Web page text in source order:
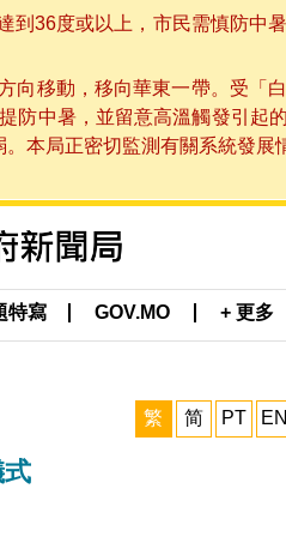
36度或以上，市民需慎防中
移動，移向華東一帶。受「
中暑，並留意高溫觸發引起
本局正密切監測有關系統發
特寫 GOV.MO + 更多
繁 简 PT EN